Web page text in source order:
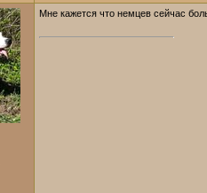
Мне кажется что немцев сейчас